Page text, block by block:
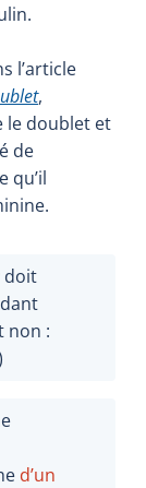
l’article
,
le doublet et
de
qu’il
doit
non :
d’un